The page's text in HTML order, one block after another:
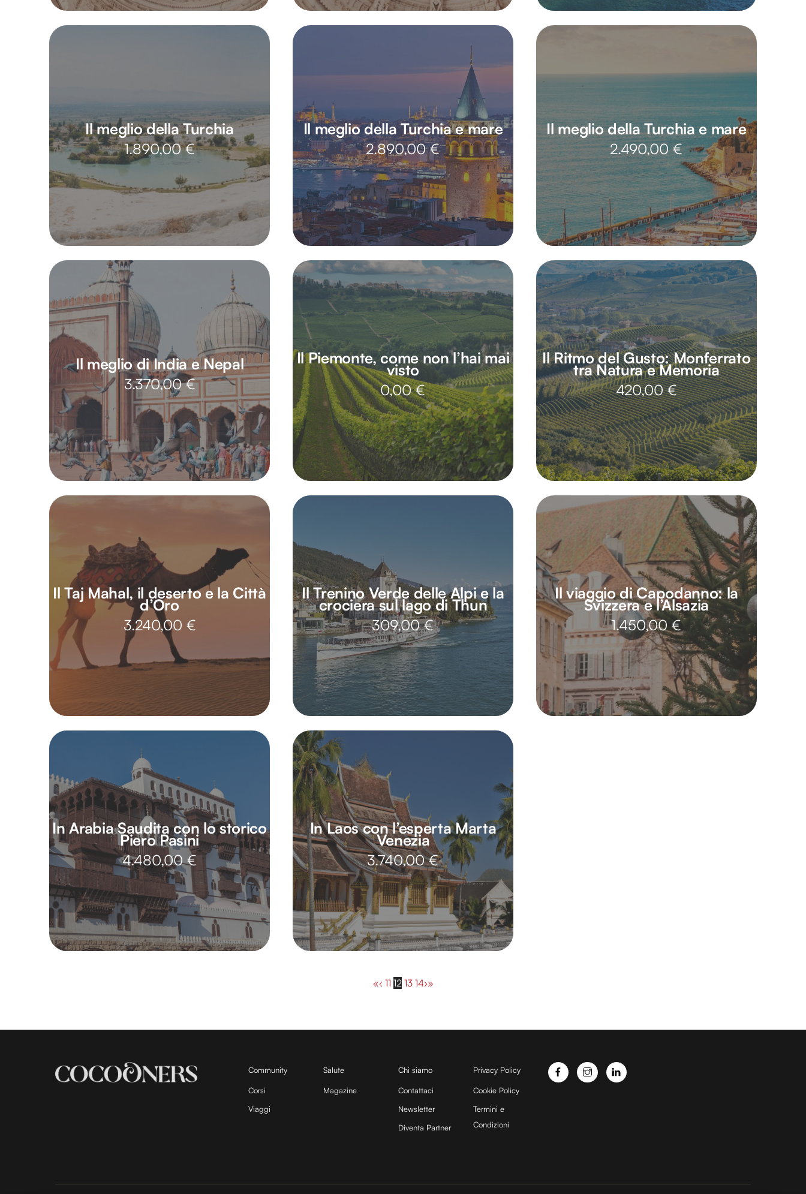
Il meglio della Turchia
1.890,00€
Il meglio della Turchia e mare
2.890,00€
Il meglio della Turchia e mare
2.490,00€
Il meglio di India e Nepal
3.370,00€
Il Piemonte, come non l’hai mai
visto
0,00€
Il Ritmo del Gusto: Monferrato
tra Natura e Memoria
420,00€
Il Taj Mahal, il deserto e la Città
d’Oro
3.240,00 €
Il Trenino Verde delle Alpi e la
crociera sul lago di Thun
309,00€
Il viaggio di Capodanno: la
Svizzera e l’Alsazia
1.450,00€
In Arabia Saudita con lo storico
Piero Pasini
4.480,00€
In Laos con l’esperta Marta
Venezia
3.740,00€
«‹ 11 12 13 14›»
Community
Corsi
Viaggi
Salute
Magazine
Chi siamo
Contattaci
Newsletter
Diventa Partner
Privacy Policy
Cookie Policy
Termini e
Condizioni